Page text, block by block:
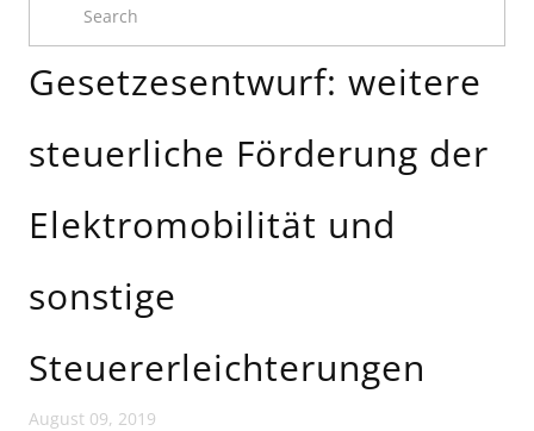
Gesetzesentwurf: weitere
steuerliche Förderung der
Elektromobilität und
sonstige
Steuererleichterungen
August 09, 2019